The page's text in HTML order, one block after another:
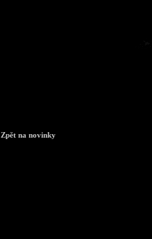
Zpět na novinky